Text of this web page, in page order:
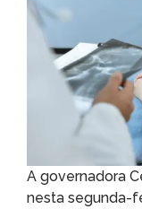
A governadora
nesta segunda-